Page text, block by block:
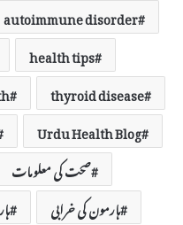
autoimmune disorder
health tips
thyroid disease
Urdu Health Blog
صحت کی معلومات
ہارمون کی خرابی